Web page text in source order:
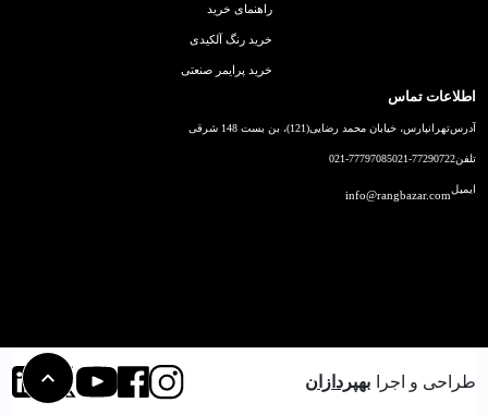
راهنمای خرید
خرید رنگ آلکیدی
خرید پرایمر صنعتی
اطلاعات تماس
آدرستهرانپارس، خیابان محمد رضایی(121)، بن بست 148 شرقی
تلفن021-77290722
021-77797085
ایمیلinfo@rangbazar.com
طراحی و اجرا بهپردازان